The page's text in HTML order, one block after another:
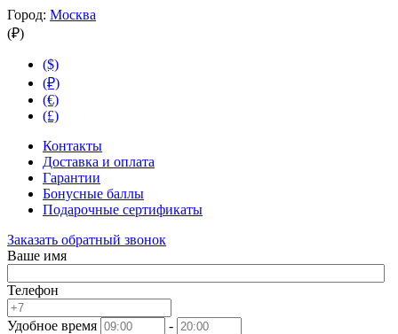
Город: Москва
(₽)
($)
(₽)
(€)
(£)
Контакты
Доставка и оплата
Гарантии
Бонусные баллы
Подарочные сертификаты
Заказать обратный звонок
Ваше имя
Телефон
Удобное время
-